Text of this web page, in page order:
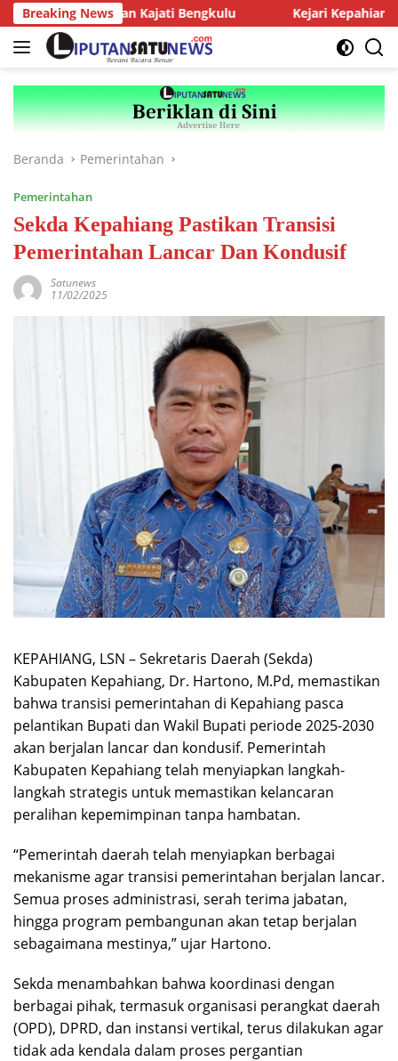
Langsung
ke
konten
Breaking News
dengan Kajati Bengkulu Kejari Kepahiang
Beranda Pemerintahan
Pemerintahan
Sekda Kepahiang Pastikan Transisi
Pemerintahan Lancar Dan Kondusif
Satunews
11/02/2025
KEPAHIANG, LSN – Sekretaris Daerah (Sekda)
Kabupaten Kepahiang, Dr. Hartono, M.Pd, memastikan
bahwa transisi pemerintahan di Kepahiang pasca
pelantikan Bupati dan Wakil Bupati periode 2025-2030
akan berjalan lancar dan kondusif. Pemerintah
Kabupaten Kepahiang telah menyiapkan langkah-
langkah strategis untuk memastikan kelancaran
peralihan kepemimpinan tanpa hambatan.
“Pemerintah daerah telah menyiapkan berbagai
mekanisme agar transisi pemerintahan berjalan lancar.
Semua proses administrasi, serah terima jabatan,
hingga program pembangunan akan tetap berjalan
sebagaimana mestinya,” ujar Hartono.
Sekda menambahkan bahwa koordinasi dengan
berbagai pihak, termasuk organisasi perangkat daerah
(OPD), DPRD, dan instansi vertikal, terus dilakukan agar
tidak ada kendala dalam proses pergantian